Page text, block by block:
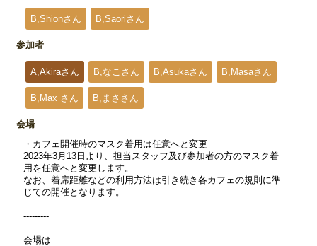
B,Shionさん B,Saoriさん
参加者
A,Akiraさん B,なこさん B,Asukaさん B,Masaさん
B,Max さん B,まささん
会場
・カフェ開催時のマスク着用は任意へと変更
2023年3月13日より、担当スタッフ及び参加者の方のマスク着
用を任意へと変更します。
なお、着席距離などの利用方法は引き続き各カフェの規則に準
じての開催となります。
---------
会場は